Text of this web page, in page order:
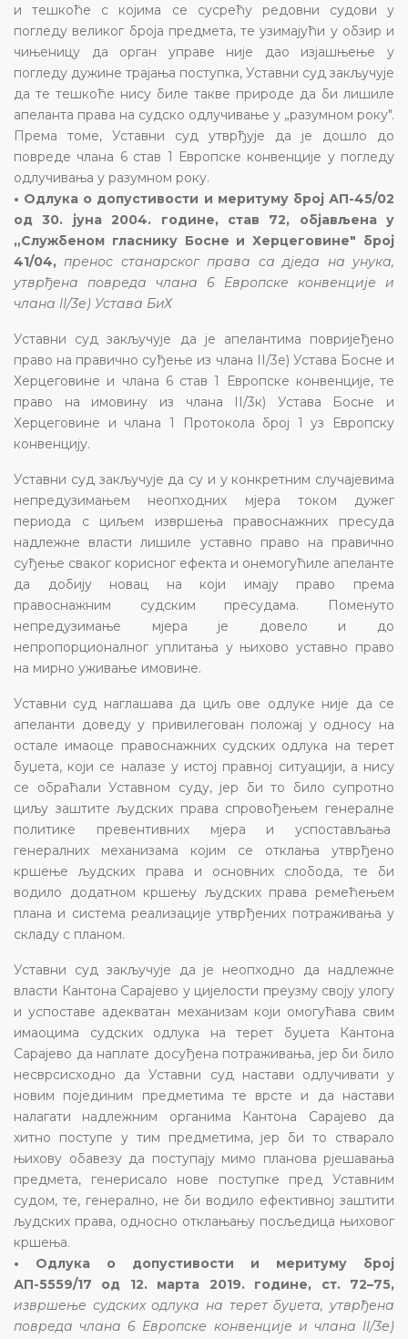
и тешкоће с којима се сусрећу редовни судови у
погледу великог броја предмета, те узимајући у обзир и
чињеницу да орган управе није дао изјашњење у
погледу дужине трајања поступка, Уставни суд закључује
да те тешкоће нису биле такве природе да би лишиле
апеланта права на судско одлучивање у „разумном року".
Према томе, Уставни суд утврђује да је дошло до
повреде члана 6 став 1 Европске конвенције у погледу
одлучивања у разумном року.
• Одлука о допустивости и меритуму број АП-45/02
од 30. јуна 2004. године, став 72, објављена у
„Службеном гласнику Босне и Херцеговине" број
41/04,пренос станарског права са дједа на унука,
утврђена повреда члана 6 Европске конвенције и
члана II/3е) Устава БиХ
Уставни суд закључује да је апелантима повријеђено
право на правично суђење из члана II/3е) Устава Босне и
Херцеговине и члана 6 став 1 Европске конвенције, те
право на имовину из члана II/3к) Устава Босне и
Херцеговине и члана 1 Протокола број 1 уз Европску
конвенцију.
Уставни суд закључује да су и у конкретним случајевима
непредузимањем неопходних мјера током дужег
периода с циљем извршења правоснажних пресуда
надлежне власти лишиле уставно право на правично
суђење сваког корисног ефекта и онемогућиле апеланте
да добију новац на који имају право према
правоснажним судским пресудама. Поменуто
непредузимање мјера је довело и до
непропорционалног уплитања у њихово уставно право
на мирно уживање имовине.
Уставни суд наглашава да циљ ове одлуке није да се
апеланти доведу у привилегован положај у односу на
остале имаоце правоснажних судских одлука на терет
буџета, који се налазе у истој правној ситуацији, а нису
се обраћали Уставном суду, јер би то било супротно
циљу заштите људских права спровођењем генералне
политике превентивних мјера и успостављања
генералних механизама којим се отклања утврђено
кршење људских права и основних слобода, те би
водило додатном кршењу људских права ремећењем
плана и система реализације утврђених потраживања у
складу с планом.
Уставни суд закључује да је неопходно да надлежне
власти Кантона Сарајево у цијелости преузму своју улогу
и успоставе адекватан механизам који омогућава свим
имаоцима судских одлука на терет буџета Кантона
Сарајево да наплате досуђена потраживања, јер би било
несврсисходно да Уставни суд настави одлучивати у
новим појединим предметима те врсте и да настави
налагати надлежним органима Кантона Сарајево да
хитно поступе у тим предметима, јер би то стварало
њихову обавезу да поступају мимо планова рјешавања
предмета, генерисало нове поступке пред Уставним
судом, те, генерално, не би водило ефективној заштити
људских права, односно отклањању посљедица њиховог
кршења.
• Одлука о допустивости и меритуму број
АП-5559/17 од 12. марта 2019. године, ст. 72–75,
извршење судских одлука на терет буџета, утврђена
повреда члана 6 Европске конвенције и члана II/3е)